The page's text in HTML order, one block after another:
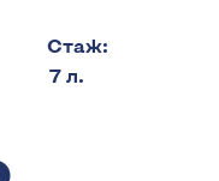
Cтаж:
7 л.